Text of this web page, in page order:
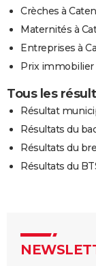
Crèches à
Maternités à
Entreprises à
Prix immobilier
Tous les
Résultat
Résultats du
Résultats du
Résultats du